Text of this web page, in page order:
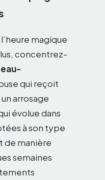
magique
concentrez-
qui reçoit
arrosage
évolue dans
à son type
de manière
semaines